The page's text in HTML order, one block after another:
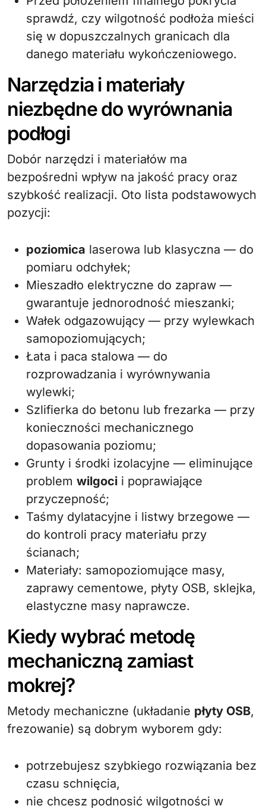
sprawdź, czy wilgotność podłoża mieści
się w dopuszczalnych granicach dla
danego materiału wykończeniowego.
Narzędzia i materiały
niezbędne do wyrównania
podłogi
Dobór narzędzi i materiałów ma
bezpośredni wpływ na jakość pracy oraz
szybkość realizacji. Oto lista podstawowych
pozycji:
poziomica laserowa lub klasyczna — do
pomiaru odchyłek;
Mieszadło elektryczne do zapraw —
gwarantuje jednorodność mieszanki;
Wałek odgazowujący — przy wylewkach
samopoziomujących;
Łata i paca stalowa — do
rozprowadzania i wyrównywania
wylewki;
Szlifierka do betonu lub frezarka — przy
konieczności mechanicznego
dopasowania poziomu;
Grunty i środki izolacyjne — eliminujące
problem wilgoci i poprawiające
przyczepność;
Taśmy dylatacyjne i listwy brzegowe —
do kontroli pracy materiału przy
ścianach;
Materiały: samopoziomujące masy,
zaprawy cementowe, płyty OSB, sklejka,
elastyczne masy naprawcze.
Kiedy wybrać metodę
mechaniczną zamiast
mokrej?
Metody mechaniczne (układanie płyty OSB,
frezowanie) są dobrym wyborem gdy:
potrzebujesz szybkiego rozwiązania bez
czasu schnięcia,
nie chcesz podnosić wilgotności w